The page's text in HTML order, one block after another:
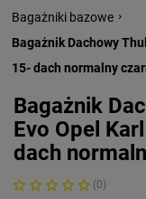
Bagażniki bazowe ›
Bagażnik Dachowy
15- dach normalny
Bagażnik
Evo Opel
dach
(0)